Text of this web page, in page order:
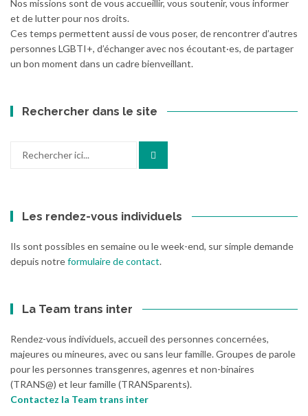
Nos missions sont de vous accueillir, vous soutenir, vous informer
et de lutter pour nos droits.
Ces temps permettent aussi de vous poser, de rencontrer d’autres
personnes LGBTI+, d’échanger avec nos écoutant·es, de partager
un bon moment dans un cadre bienveillant.
Rechercher dans le site
Les rendez-vous individuels
Ils sont possibles en semaine ou le week-end, sur simple demande
depuis notreformulaire de contact.
La Team trans inter
Rendez-vous individuels, accueil des personnes concernées,
majeures ou mineures, avec ou sans leur famille. Groupes de parole
pour les personnes transgenres, agenres et non-binaires
(TRANS@) et leur famille (TRANSparents).
Contactez la Team trans inter